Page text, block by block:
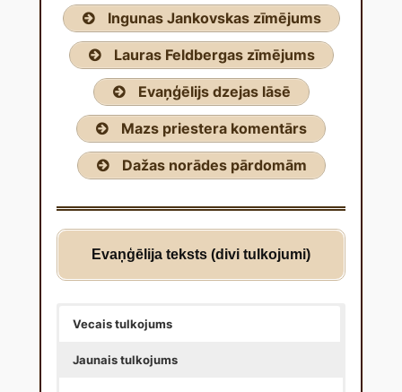
Ingunas Jankovskas zīmējums
Lauras Feldbergas zīmējums
Evaņģēlijs dzejas lāsē
Mazs priestera komentārs
Dažas norādes pārdomām
Evaņģēlija teksts (divi tulkojumi)
Vecais tulkojums
Jaunais tulkojums